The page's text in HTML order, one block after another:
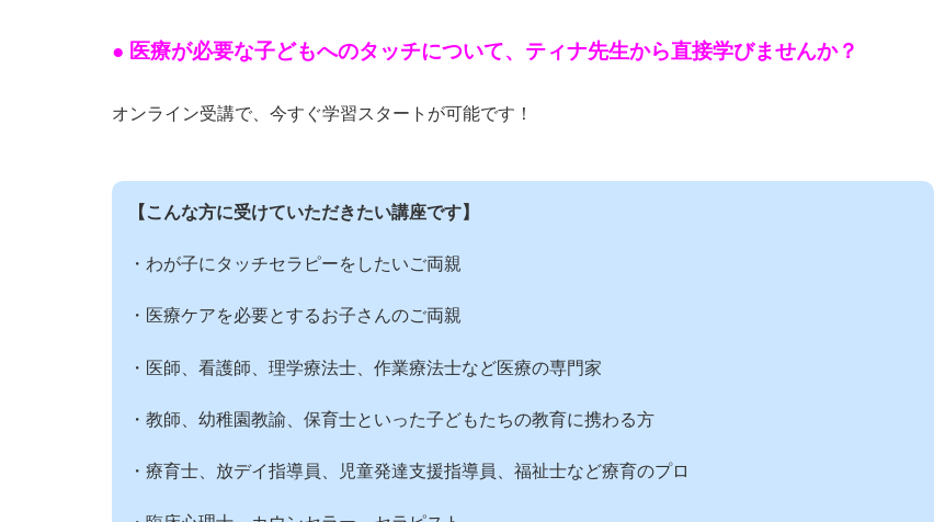
● 医療が必要な子どもへのタッチについて、ティナ先生から直接学びませんか？
オンライン受講で、今すぐ学習スタートが可能です！
【こんな方に受けていただきたい講座です】
・わが子にタッチセラピーをしたいご両親
・医療ケアを必要とするお子さんのご両親
・医師、看護師、理学療法士、作業療法士など医療の専門家
・教師、幼稚園教諭、保育士といった子どもたちの教育に携わる方
・療育士、放デイ指導員、児童発達支援指導員、福祉士など療育のプロ